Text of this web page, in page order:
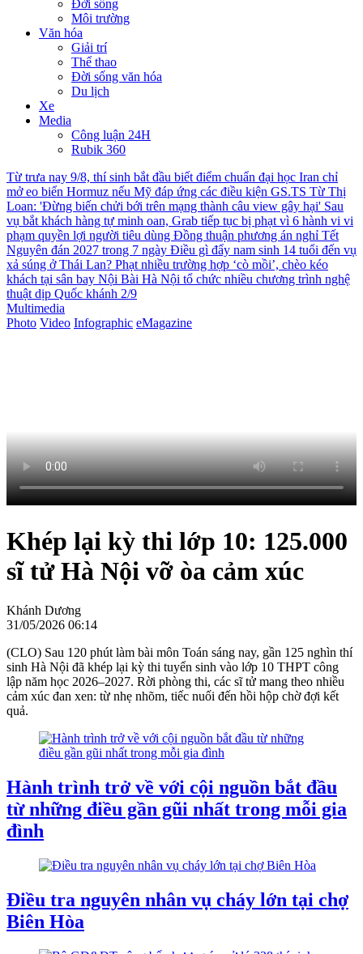
Đời sống
Môi trường
Văn hóa
Giải trí
Thể thao
Đời sống văn hóa
Du lịch
Xe
Media
Công luận 24H
Rubik 360
Từ trưa nay 9/8, thí sinh bắt đầu biết điểm chuẩn đại học Iran chỉ
mở eo biển Hormuz nếu Mỹ đáp ứng các điều kiện GS.TS Từ Thị
Loan: 'Đừng biến chửi bới trên mạng thành câu view gây hại' Sau
vụ bắt khách hàng tự minh oan, Grab tiếp tục bị phạt vì 6 hành vi vi
phạm quyền lợi người tiêu dùng Đồng thuận phương án nghỉ Tết
Nguyên đán 2027 trong 7 ngày Điều gì đẩy nam sinh 14 tuổi đến vụ
xả súng ở Thái Lan? Phạt nhiều trường hợp ‘cò mồi’, chèo kéo
khách tại sân bay Nội Bài Hà Nội tổ chức nhiều chương trình nghệ
thuật dịp Quốc khánh 2/9
Multimedia
Photo Video Infographic eMagazine
Khép lại kỳ thi lớp 10: 125.000
sĩ tử Hà Nội vỡ òa cảm xúc
Khánh Dương
31/05/2026 06:14
(CLO) Sau 120 phút làm bài môn Toán sáng nay, gần 125 nghìn thí
sinh Hà Nội đã khép lại kỳ thi tuyển sinh vào lớp 10 THPT công
lập năm học 2026–2027. Rời phòng thi, các sĩ tử mang theo nhiều
cảm xúc đan xen: từ nhẹ nhõm, tiếc nuối đến hồi hộp chờ đợi kết
quả.
Hành trình trở về với cội nguồn bắt đầu
từ những điều gần gũi nhất trong mỗi gia
đình
Điều tra nguyên nhân vụ cháy lớn tại chợ
Biên Hòa